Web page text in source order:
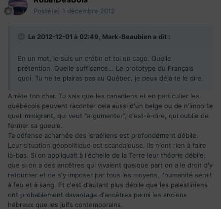
Posté(e) 1 décembre 2012
Le 2012-12-01 à 02:49, Mark-Beaubien a dit :
En un mot, je suis un crétin et toi un sage. Quelle
prétention. Quelle suffisance... Le prototype du Français
quoi. Tu ne te plairas pas au Québec, je peux déjà te le dire.
Arrête ton char. Tu sais que les canadiens et en particulier les
québécois peuvent raconter cela aussi d'un belge ou de n'importe
quel immigrant, qui veut "argumenter", c'est-à-dire, qui oublie de
fermer sa gueule.
Ta défense acharnée des israéliens est profondément débile.
Leur situation géopolitique est scandaleuse. Ils n'ont rien à faire
là-bas. Si on appliquait à l'échelle de la Terre leur théorie débile,
que si on a des ancêtres qui vivaient quelque part on a le droit d'y
retourner et de s'y imposer par tous les moyens, l'humanité serait
à feu et à sang. Et c'est d'autant plus débile que les palestiniens
ont probablement davantage d'ancêtres parmi les anciens
hébreux que les juifs contemporains.